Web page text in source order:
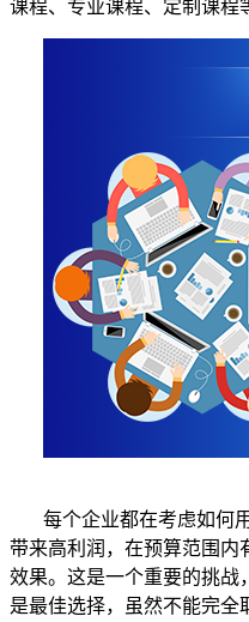
课程、专业课程、定制课程
每个企业都在考虑如何
带来高利润，在预算范围内
效果。这是一个重要的挑战
是最佳选择，虽然不能完全